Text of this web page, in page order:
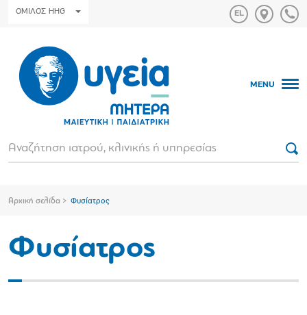
ΟΜΙΛΟΣ HHG
MENU
Αρχική σελίδα Φυσίατρος
Φυσίατρος